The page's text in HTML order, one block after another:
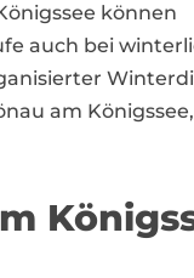
können
auch bei
am